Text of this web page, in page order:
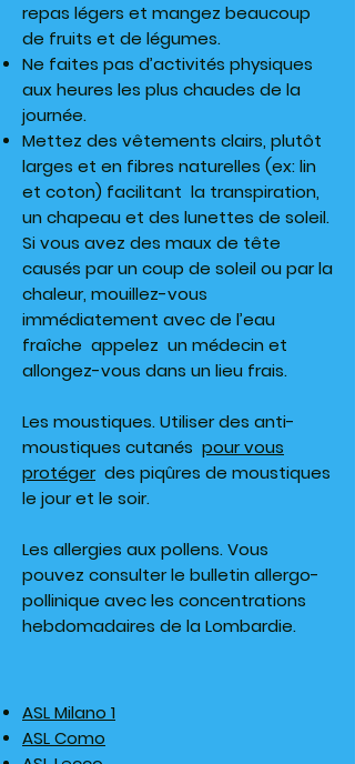
repas légers et mangez beaucoup
de fruits et de légumes.
Ne faites pas d’activités physiques
aux heures les plus chaudes de la
journée.
Mettez des vêtements clairs, plutôt
larges et en fibres naturelles (ex: lin
et coton) facilitant la transpiration,
un chapeau et des lunettes de soleil.
Si vous avez des maux de tête
causés par un coup de soleil ou par la
chaleur, mouillez-vous
immédiatement avec de l’eau
fraîche appelez un médecin et
allongez-vous dans un lieu frais.
Les moustiques. Utiliser des anti-
moustiques cutanés pour vous
protégerdes piqûres de moustiques
le jour et le soir.
Les allergies aux pollens. Vous
pouvez consulter le bulletin allergo-
pollinique avec les concentrations
hebdomadaires de la Lombardie.
ASL Milano 1
ASL Como